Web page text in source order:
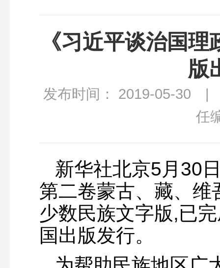
《习近平谈治国
版
发布时间： 2019-05-
任
新华社北京5月30
第二卷蒙古、藏、
少数民族文字版,已
国出版发行。